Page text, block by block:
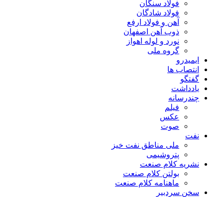
فولاد سنگان
فولاد شادگان
آهن و فولاد ارفع
ذوب آهن اصفهان
نورد و لوله اهواز
گروه ملی
ایمیدرو
انتصاب ها
گفتگو
یادداشت
چندرسانه
فیلم
عکس
صوت
نفت
ملی مناطق نفت خیز
پتروشیمی
نشریه کلام صنعت
بولتن کلام صنعت
ماهنامه کلام صنعت
سخن سردبیر